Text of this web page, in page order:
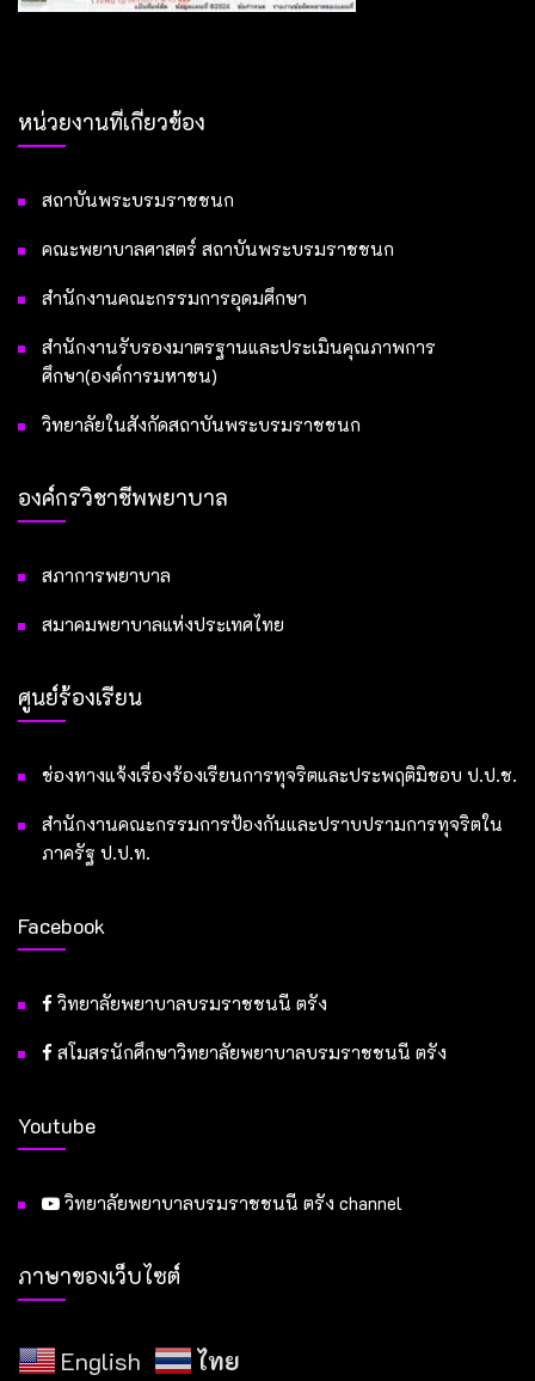
หน่วยงานที่เกี่ยวข้อง
สถาบันพระบรมราชชนก
คณะพยาบาลศาสตร์ สถาบันพระบรมราชชนก
สำนักงานคณะกรรมการอุดมศึกษา
สำนักงานรับรองมาตรฐานและประเมินคุณภาพการ
ศึกษา(องค์การมหาชน)
วิทยาลัยในสังกัดสถาบันพระบรมราชชนก
องค์กรวิชาชีพพยาบาล
สภาการพยาบาล
สมาคมพยาบาลแห่งประเทศไทย
ศูนย์ร้องเรียน
ช่องทางแจ้งเรื่องร้องเรียนการทุจริตและประพฤติมิชอบ ป.ป.ช.
สำนักงานคณะกรรมการป้องกันและปราบปรามการทุจริตใน
ภาครัฐ ป.ป.ท.
Facebook
วิทยาลัยพยาบาลบรมราชชนนี ตรัง
สโมสรนักศึกษาวิทยาลัยพยาบาลบรมราชชนนี ตรัง
Youtube
วิทยาลัยพยาบาลบรมราชชนนี ตรัง channel
ภาษาของเว็บไซต์
English ไทย